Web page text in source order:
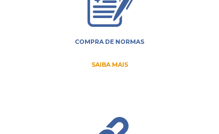
COMPRA DE NORMAS
SAIBA MAIS